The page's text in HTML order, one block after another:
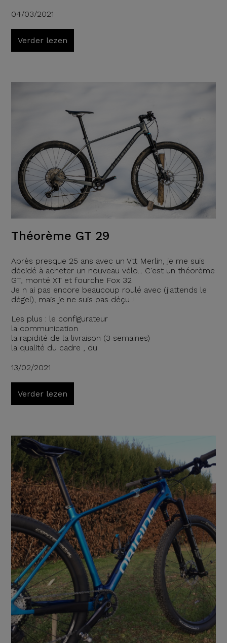
04/03/2021
Verder lezen
Théorème GT 29
Après presque 25 ans avec un Vtt Merlin, je me suis
décidé à acheter un nouveau vélo... C'est un théorème
GT, monté XT et fourche Fox 32
Je n ai pas encore beaucoup roulé avec (j'attends le
dégel), mais je ne suis pas déçu !
Les plus : le configurateur
la communication
la rapidité de la livraison (3 semaines)
la qualité du cadre , du
13/02/2021
Verder lezen